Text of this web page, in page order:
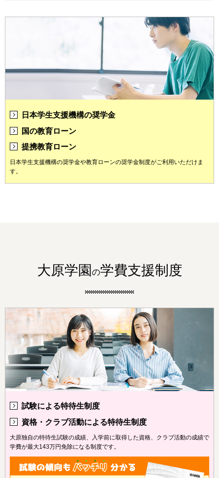
日本学生支援機構の奨学金
国の教育ローン
提携教育ローン
日本学生支援機構の奨学金や教育ローンの奨学金制度がご利用いただけま
す。
大原学園 の学費支援制度
試験による特待生制度
資格・クラブ活動による特待生制度
大原独自の特待生試験の成績、入学前に取得した資格、クラブ活動の成績で
学費が最大143万円免除になる制度です。